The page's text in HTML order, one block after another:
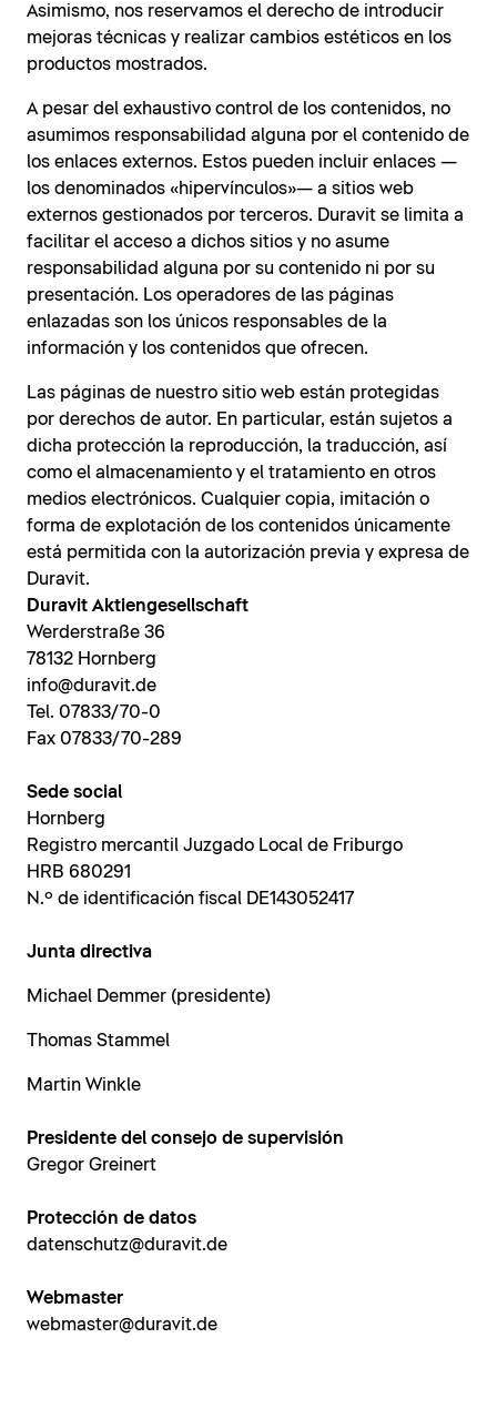
Asimismo, nos reservamos el derecho de introducir
mejoras técnicas y realizar cambios estéticos en los
productos mostrados.
A pesar del exhaustivo control de los contenidos, no
asumimos responsabilidad alguna por el contenido de
los enlaces externos. Estos pueden incluir enlaces —
los denominados «hipervínculos»— a sitios web
externos gestionados por terceros. Duravit se limita a
facilitar el acceso a dichos sitios y no asume
responsabilidad alguna por su contenido ni por su
presentación. Los operadores de las páginas
enlazadas son los únicos responsables de la
información y los contenidos que ofrecen.
Las páginas de nuestro sitio web están protegidas
por derechos de autor. En particular, están sujetos a
dicha protección la reproducción, la traducción, así
como el almacenamiento y el tratamiento en otros
medios electrónicos. Cualquier copia, imitación o
forma de explotación de los contenidos únicamente
está permitida con la autorización previa y expresa de
Duravit.
Duravit Aktiengesellschaft
Werderstraße 36
78132 Hornberg
info@duravit.de
Tel. 07833/70-0
Fax 07833/70-289
Sede social
Hornberg
Registro mercantil Juzgado Local de Friburgo
HRB 680291
N.º de identificación fiscal DE143052417
Junta directiva
Michael Demmer (presidente)
Thomas Stammel
Martin Winkle
Presidente del consejo de supervisión
Gregor Greinert
Protección de datos
datenschutz@duravit.de
Webmaster
webmaster@duravit.de